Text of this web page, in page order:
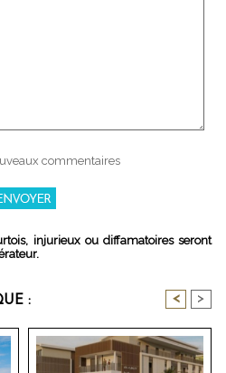
commentaires
injurieux ou diffamatoires seront
: < >